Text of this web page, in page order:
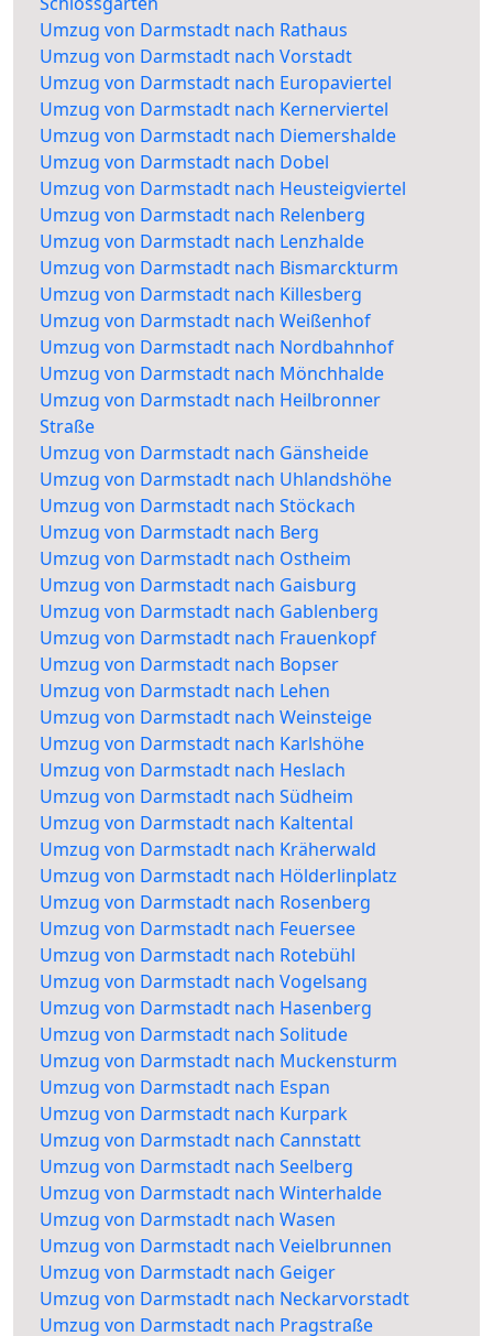
Umzug von Darmstadt nach Rathaus
Umzug von Darmstadt nach Vorstadt
Umzug von Darmstadt nach Europaviertel
Umzug von Darmstadt nach Kernerviertel
Umzug von Darmstadt nach Diemershalde
Umzug von Darmstadt nach Dobel
Umzug von Darmstadt nach Heusteigviertel
Umzug von Darmstadt nach Relenberg
Umzug von Darmstadt nach Lenzhalde
Umzug von Darmstadt nach Bismarckturm
Umzug von Darmstadt nach Killesberg
Umzug von Darmstadt nach Weißenhof
Umzug von Darmstadt nach Nordbahnhof
Umzug von Darmstadt nach Mönchhalde
Umzug von Darmstadt nach Heilbronner
Straße
Umzug von Darmstadt nach Gänsheide
Umzug von Darmstadt nach Uhlandshöhe
Umzug von Darmstadt nach Stöckach
Umzug von Darmstadt nach Berg
Umzug von Darmstadt nach Ostheim
Umzug von Darmstadt nach Gaisburg
Umzug von Darmstadt nach Gablenberg
Umzug von Darmstadt nach Frauenkopf
Umzug von Darmstadt nach Bopser
Umzug von Darmstadt nach Lehen
Umzug von Darmstadt nach Weinsteige
Umzug von Darmstadt nach Karlshöhe
Umzug von Darmstadt nach Heslach
Umzug von Darmstadt nach Südheim
Umzug von Darmstadt nach Kaltental
Umzug von Darmstadt nach Kräherwald
Umzug von Darmstadt nach Hölderlinplatz
Umzug von Darmstadt nach Rosenberg
Umzug von Darmstadt nach Feuersee
Umzug von Darmstadt nach Rotebühl
Umzug von Darmstadt nach Vogelsang
Umzug von Darmstadt nach Hasenberg
Umzug von Darmstadt nach Solitude
Umzug von Darmstadt nach Muckensturm
Umzug von Darmstadt nach Espan
Umzug von Darmstadt nach Kurpark
Umzug von Darmstadt nach Cannstatt
Umzug von Darmstadt nach Seelberg
Umzug von Darmstadt nach Winterhalde
Umzug von Darmstadt nach Wasen
Umzug von Darmstadt nach Veielbrunnen
Umzug von Darmstadt nach Geiger
Umzug von Darmstadt nach Neckarvorstadt
Umzug von Darmstadt nach Pragstraße